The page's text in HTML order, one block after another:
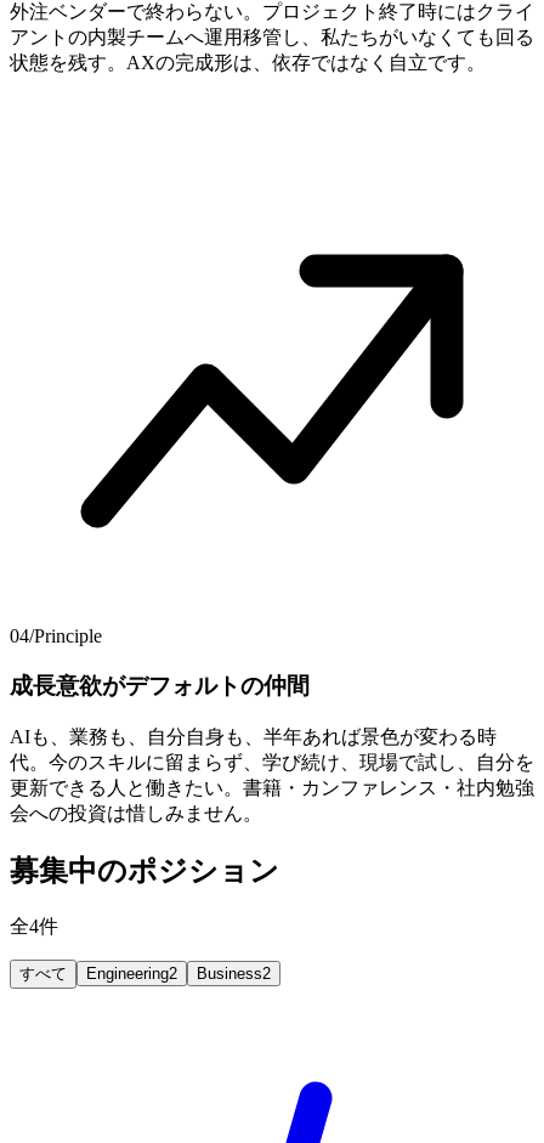
外注ベンダーで終わらない。プロジェクト終了時にはクライ
アントの内製チームへ運用移管し、私たちがいなくても回る
状態を残す。AXの完成形は、依存ではなく自立です。
04/Principle
成長意欲が​デフォルトの​仲間
AIも、業務も、自分自身も、半年あれば景色が変わる時
代。今のスキルに留まらず、学び続け、現場で試し、自分を
更新できる人と働きたい。書籍・カンファレンス・社内勉強
会への投資は惜しみません。
募集中のポジション
全4件
すべて Engineering2 Business2